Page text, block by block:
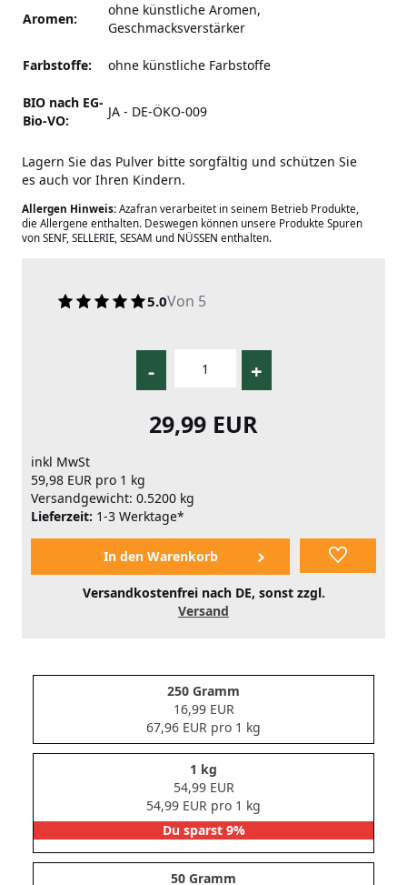
Aromen:
ohne künstliche Aromen,
Geschmacksverstärker
Farbstoffe: ohne künstliche Farbstoffe
BIO nach EG-
Bio-VO:
JA - DE-ÖKO-009
Lagern Sie das Pulver bitte sorgfältig und schützen Sie
es auch vor Ihren Kindern.
Allergen Hinweis: Azafran verarbeitet in seinem Betrieb Produkte,
die Allergene enthalten. Deswegen können unsere Produkte Spuren
von SENF, SELLERIE, SESAM und NÜSSEN enthalten.
5.0Von 5
- +
29,99 EUR
inkl MwSt
59,98 EUR pro 1 kg
Versandgewicht: 0.5200 kg
Lieferzeit: 1-3 Werktage*
Versandkostenfrei nach DE, sonst zzgl.
Versand
250 Gramm
16,99 EUR
67,96 EUR pro 1 kg
1 kg
54,99 EUR
54,99 EUR pro 1 kg
Du sparst 9%
50 Gramm